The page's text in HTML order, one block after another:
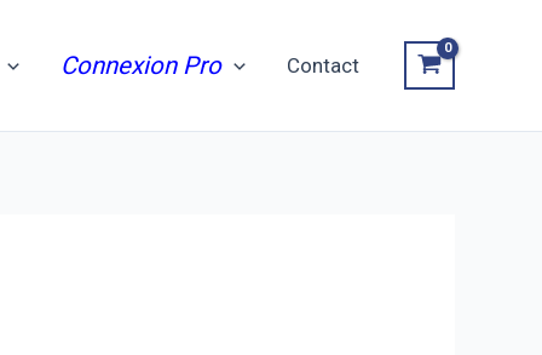
Connexion Pro Contact